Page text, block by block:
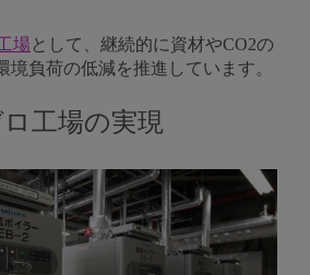
場として、継続的に資材やCO2の
境負荷の低減を推進しています。
工場の実現